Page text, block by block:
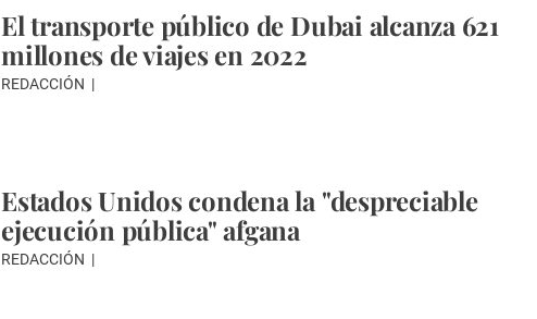
El transporte público de Dubai alcanza 621
millones de viajes en 2022
REDACCIÓN
Estados Unidos condena la "despreciable
ejecución pública" afgana
REDACCIÓN